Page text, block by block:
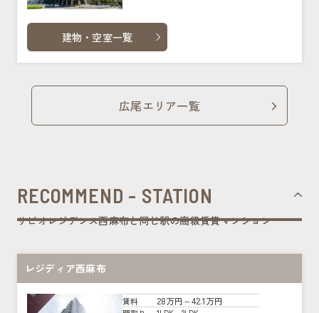
建物・空室一覧
広尾エリア一覧
RECOMMEND - STATION
リビオレジデンス西麻布と同じ駅の高級賃貸マンション
レジディア西麻布
賃料 28万円～42.1万円